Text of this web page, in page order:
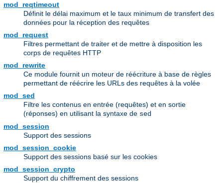
mod_reqtimeout
Définit le délai maximum et le taux minimum de transfert des
données pour la réception des requêtes
mod_request
Filtres permettant de traiter et de mettre à disposition les
corps de requêtes HTTP
mod_rewrite
Ce module fournit un moteur de réécriture à base de règles
permettant de réécrire les URLs des requêtes à la volée
mod_sed
Filtre les contenus en entrée (requêtes) et en sortie
(réponses) en utilisant la syntaxe de sed
mod_session
Support des sessions
mod_session_cookie
Support des sessions basé sur les cookies
mod_session_crypto
Support du chiffrement des sessions